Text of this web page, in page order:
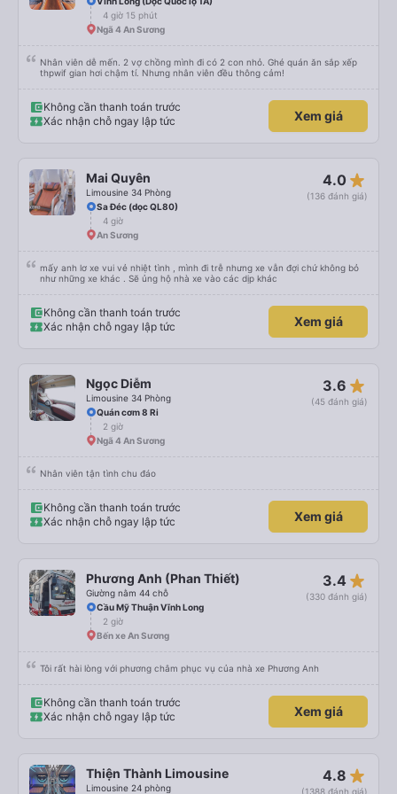
4 giờ 15 phút
Ngã 4 An Sương
Nhân viên dễ mến. 2 vợ chồng mình đi có 2 con nhỏ. Ghé quán ăn sắp xếp
thpwif gian hơi chậm tí. Nhưng nhân viên đều thông cảm!
Không cần thanh toán trước
Xác nhận chỗ ngay lập tức
Xem giá
Mai Quyên
Limousine 34 Phòng
4.0 star_rate
(136 đánh giá)
Sa Đéc (dọc QL80)
4 giờ
An Sương
mấy anh lơ xe vui vẻ nhiệt tình , mình đi trễ nhưng xe vẫn đợi chứ không bỏ
như những xe khác . Sẽ ủng hộ nhà xe vào các dịp khác
Không cần thanh toán trước
Xác nhận chỗ ngay lập tức
Xem giá
Ngọc Diễm
Limousine 34 Phòng
3.6 star_rate
(45 đánh giá)
Quán cơm 8 Ri
2 giờ
Ngã 4 An Sương
Nhân viên tận tình chu đáo
Không cần thanh toán trước
Xác nhận chỗ ngay lập tức
Xem giá
Phương Anh (Phan Thiết)
Giường nằm 44 chỗ
3.4 star_rate
(330 đánh giá)
Cầu Mỹ Thuận Vĩnh Long
2 giờ
Bến xe An Sương
Tôi rất hài lòng với phương châm phục vụ của nhà xe Phương Anh
Không cần thanh toán trước
Xác nhận chỗ ngay lập tức
Xem giá
Thiện Thành Limousine
Limousine 24 phòng
4.8 star_rate
(1388 đánh giá)